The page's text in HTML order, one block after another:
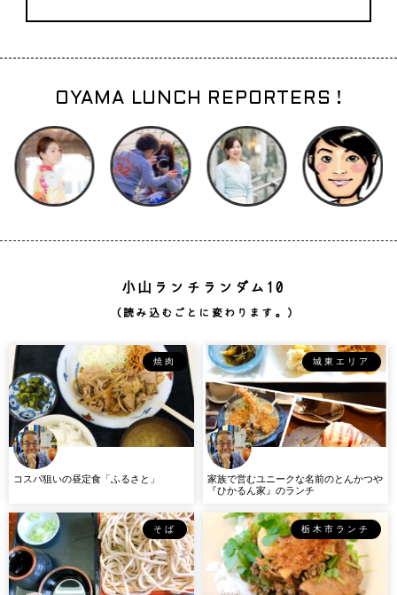
OYAMA LUNCH REPORTERS !
小山ランチランダム10
（読み込むごとに変わります。）
焼肉
コスパ狙いの昼定食「ふるさと」
城東エリア
家族で営むユニークな名前のとんかつや
『ひかるん家』のランチ
そば 栃木市ランチ